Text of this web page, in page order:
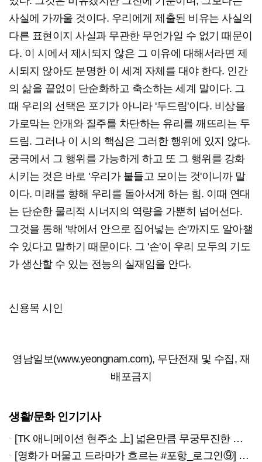
사실에 가까울 것이다. 우리에게 제출된 비유는 사실의
다른 표현이지 사실과 무관한 무언가일 수 없기 때문이
다. 이 시에서 제시되지 않은 그 이유에 대해서라면 제
시되지 않아도 분명한 이 세계 자체를 대야 한다. 인간
의 삶을 끝없이 단순화하고 축소하는 세계 말이다. 그
때 우리의 선택은 포기가 아니라 '두드림'이다. 비상을
가로막는 안개와 질주를 차단하는 유리를 깨뜨리는 두
드림. 그러나 이 시의 핵심은 그러한 행위에 있지 않다.
궁극에서 그 행위를 가능하게 하고 또 그 행위를 강화
시키는 것은 바로 '우리가 붙들고 모이는 것'이니까 말
이다. 미래를 향해 우리를 돌아서게 하는 힘. 이때 연대
는 단순한 물리적 시너지의 역량을 가뿐히 넘어선다.
그것을 통해 '밖에서 안으로 집어넣는 손'까지도 알아챌
수 있다고 말하기 때문이다. 그 '손'이 우리 모두의 기도
가 생산할 수 있는 전능의 실재임을 안다.
신용목 시인
영남일보(www.yeongnam.com), 무단전재 및 수집, 재
배포금지
생활/문화 인기기사
[TK 애니메이션 현주소 上] 넓은만큼 무궁무진한 이야기…경북은 ‘스토리 IP’의 원천
[영화가 머물고 드라마가 흐르는 #포항_로그인⑨] 하루 끝의 조용한 여운을 느끼고 싶을 때 ‘월포역’